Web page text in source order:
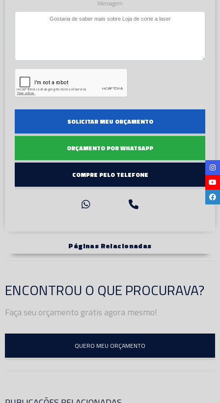
Mensagem
SOLICITAR MEU ORÇAMENTO
ORÇAMENTO POR WHATSAPP
COMPRE PELO TELEFONE
Páginas Relacionadas
ENCONTROU O QUE PROCURAVA?
Faça seu orçamento gratis agora mesmo!
QUERO MEU ORÇAMENTO